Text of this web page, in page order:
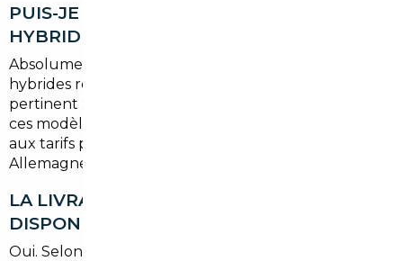
PUIS-JE IMPORTER UN VÉHICULE
HYBRIDE OU ÉLECTRIQUE ?
Absolument. L'import de véhicules électriques ou
hybrides rechargeables est même particulièrement
pertinent : certains marchés européens proposent
ces modèles à des prix significativement inférieurs
aux tarifs pratiqués en France, notamment en
Allemagne ou aux Pays-Bas.
LA LIVRAISON À DOMICILE EST-ELLE
DISPONIBLE POUR CROISSY-SUR-SEINE ?
Oui. Selon l'option choisie, votre véhicule peut être